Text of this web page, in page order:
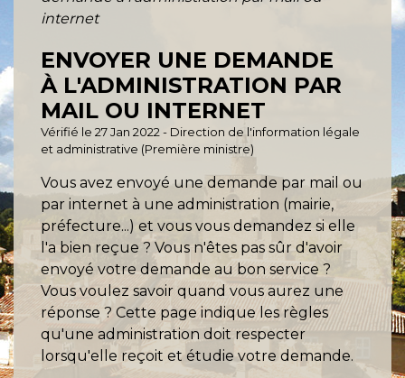
internet
ENVOYER UNE DEMANDE
À L'ADMINISTRATION PAR
MAIL OU INTERNET
Vérifié le 27 Jan 2022 - Direction de l'information légale
et administrative (Première ministre)
Vous avez envoyé une demande par mail ou
par internet à une administration (mairie,
préfecture...) et vous vous demandez si elle
l'a bien reçue ? Vous n'êtes pas sûr d'avoir
envoyé votre demande au bon service ?
Vous voulez savoir quand vous aurez une
réponse ? Cette page indique les règles
qu'une administration doit respecter
lorsqu'elle reçoit et étudie votre demande.